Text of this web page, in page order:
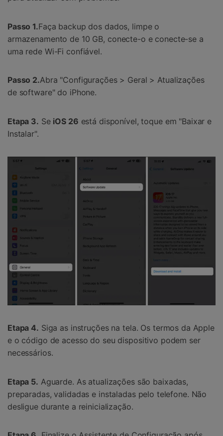
Passo 1.Faça backup dos dados, limpe o
armazenamento de 10 GB, conecte-o e conecte-se a
uma rede Wi-Fi confiável.
Passo 2.Abra "Configurações > Geral > Atualizações
de software" do iPhone.
Etapa 3. Se iOS 26 está disponível, toque em "Baixar e
Instalar".
Etapa 4. Siga as instruções na tela. Os termos da Apple
e o código de acesso do seu dispositivo podem ser
necessários.
Etapa 5. Aguarde. As atualizações são baixadas,
preparadas, validadas e instaladas pelo telefone. Não
desligue durante a reinicialização.